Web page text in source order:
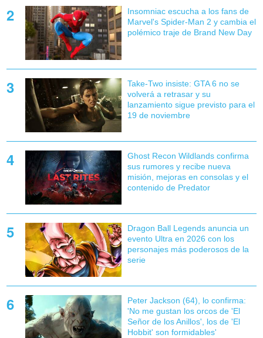
Insomniac escucha a los fans de
Marvel's Spider-Man 2 y cambia el
polémico traje de Brand New Day
Take-Two insiste: GTA 6 no se
volverá a retrasar y su
lanzamiento sigue previsto para el
19 de noviembre
Ghost Recon Wildlands confirma
sus rumores y recibe nueva
misión, mejoras en consolas y el
contenido de Predator
Dragon Ball Legends anuncia un
evento Ultra en 2026 con los
personajes más poderosos de la
serie
Peter Jackson (64), lo confirma:
'No me gustan los orcos de 'El
Señor de los Anillos', los de 'El
Hobbit' son formidables'